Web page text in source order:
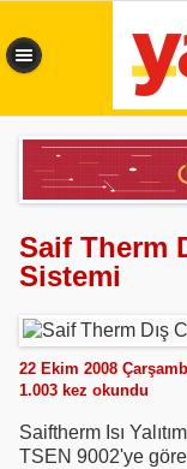
Saif Therm
Sistemi
22 Ekim 2008
1.003 kez okundu
Saiftherm Isı
TSEN 9002'ye göre